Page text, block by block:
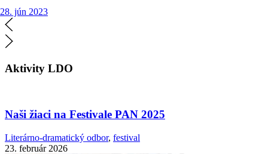
28. jún 2023
Aktivity LDO
Naši žiaci na Festivale PAN 2025
Literárno-dramatický odbor, festival
23. február 2026